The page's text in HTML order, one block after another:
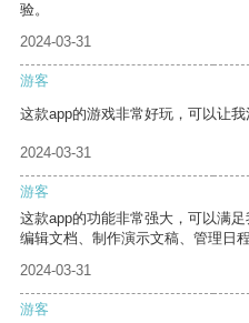
验。
2024-03-31
游客
这款app的游戏非常好玩，可以让我
2024-03-31
游客
这款app的功能非常强大，可以满
编辑文档、制作演示文稿、管理日程
2024-03-31
游客